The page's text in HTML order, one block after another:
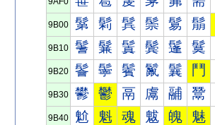
9B00 鬀 鬁 鬂 鬃 鬄 鬅
9B10 鬐 鬑 鬒 鬓 鬔 鬕
9B20 鬠 鬡 鬢 鬣 鬤 鬥
9B30 鬰 鬱 鬲 鬳 鬴 鬵
9B40 魀 魁 魂 魃 魄 魅